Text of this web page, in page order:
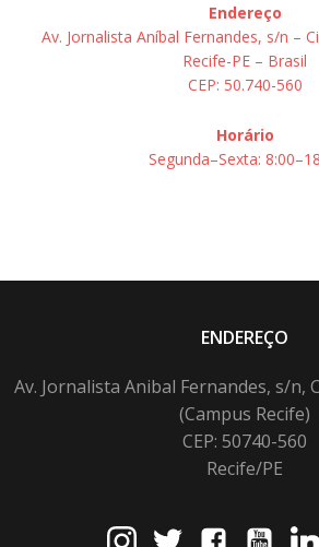
Endereço
Av. Jornalista Aníbal Fernandes, s/n –
Recife-PE – Brasil
CEP: 50.740-560
Horário
Segunda–Sexta:
ENDEREÇO
Av. Jornalista Anibal Fernandes, s/n,
(Campus Recife)
CEP: 50740-560
Recife/PE